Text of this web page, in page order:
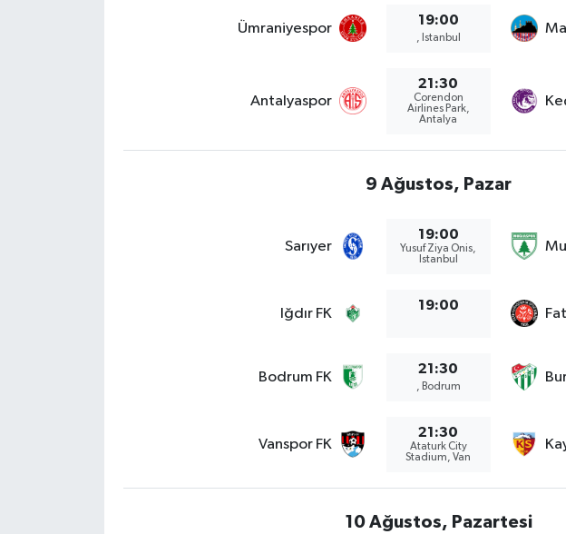
Ümraniyespor
19:00
, Istanbul
Antalyaspor
21:30
Corendon
Airlines Park,
Antalya
9 Ağustos, Pazar
Sarıyer
19:00
Yusuf Ziya Onis,
Istanbul
Iğdır FK
19:00
Bodrum FK
21:30
, Bodrum
Vanspor FK
21:30
Ataturk City
Stadium, Van
10 Ağustos, Pazartesi